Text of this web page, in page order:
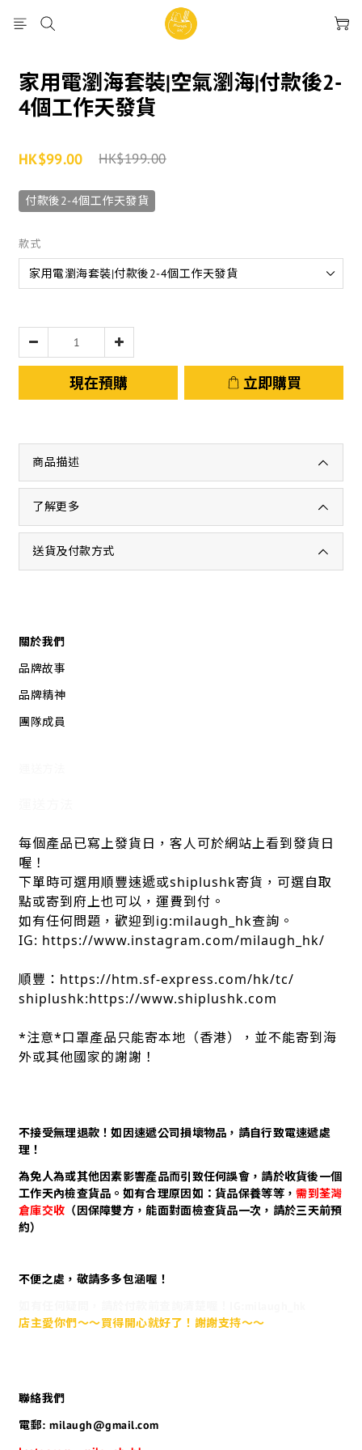
家用電瀏海套裝|空氣瀏海|付款後2-
4個工作天發貨
HK$99.00 HK$199.00
付款後2-4個工作天發貨
款式
現在預購 立即購買
商品描述
了解更多
送貨及付款方式
關於我們
品牌故事
品牌精神
團隊成員
每個產品已寫上發貨日，客人可於網站上看到發貨日
喔！
下單時可選用順豐速遞或shiplushk寄貨，可選自取
點或寄到府上也可以，運費到付。
如有任何問題，歡迎到ig:milaugh_hk查詢。
IG: https://www.instagram.com/milaugh_hk/
順豐：https://htm.sf-express.com/hk/tc/
shiplushk:https://www.shiplushk.com
*注意*口罩產品只能寄本地（香港），並不能寄到海
外或其他國家的謝謝！
不接受無理退款！如因速遞公司損壞物品，請自行致電速遞處
理！
為免人為或其他因素影響產品而引致任何誤會，請於收貨後一個
工作天內檢查貨品。如有合理原因如：貨品保養等等，需到荃灣
倉庫交收 （因保障雙方，能面對面檢查貨品一次，請於三天前預
約）
不便之處，敬請多多包涵喔！
店主愛你們～～買得開心就好了！謝謝支持～～
聯絡我們
電郵: milaugh@gmail.com